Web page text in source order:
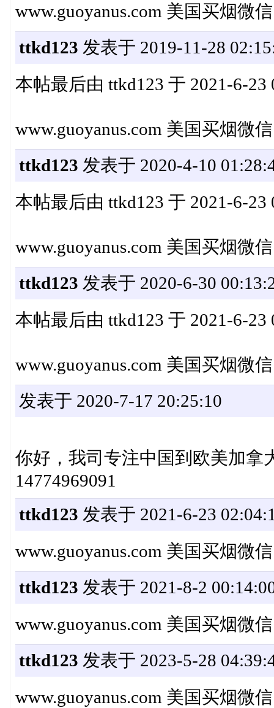
www.guoyanus.com 美国买烟微
ttkd123 发表于 2019-11-28
本帖最后由 ttkd123 于 2021-6-23
www.guoyanus.com 美国买烟微
ttkd123 发表于 2020-4-10
本帖最后由 ttkd123 于 2021-6-23
www.guoyanus.com 美国买烟微
ttkd123 发表于 2020-6-30
本帖最后由 ttkd123 于 2021-6-23
www.guoyanus.com 美国买烟微
发表于 2020-7-17 20:25:10
你好，我司专注中国到欧美加拿
14774969091
ttkd123 发表于 2021-6-23
www.guoyanus.com 美国买烟微
ttkd123 发表于 2021-8-2
www.guoyanus.com 美国买烟微
ttkd123 发表于 2023-5-28
www.guoyanus.com 美国买烟微